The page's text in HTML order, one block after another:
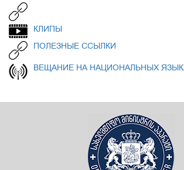
КЛИПЫ
ПОЛЕЗНЫЕ ССЫЛКИ
ВЕЩАНИЕ НА НАЦИОНАЛЬНЫХ